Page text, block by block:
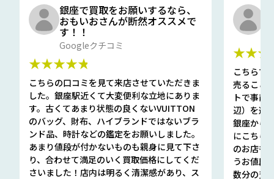
銀座で買取をお願いするなら、
おもいおさんが断然オススメで
す！！
Googleクチコミ
★★★★★
こちらの口コミを見て来店させていただきま
した。銀座駅近くて大変便利な立地にありま
す。古くてあまり状態の良くないVUITTON
のバッグ、財布、ハイブランドではないブラ
ンド品、時計などの鑑定をお願いしました。
あまり値段が付かないものも親身に見て下さ
り、合わせて満足のいく買取価格にしてくだ
さいました！店内は明るく清潔感があり、ス
こちらで
売ること
トで事前
辺）を選
銀座から
にこちら
のお店も
うお値段
数分の査